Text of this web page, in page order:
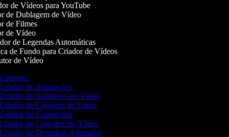
de Vídeos para YouTube
de Dublagem de Vídeo
de Filmes
de Vídeo
de Legendas Automáticas
de Fundo para Criador de Vídeos
de Vídeo
de Animações
de Anúncios em Vídeo
de Colagem de Vídeo
de Comerciais
de Convites em Vídeo
de Desenhos Animados